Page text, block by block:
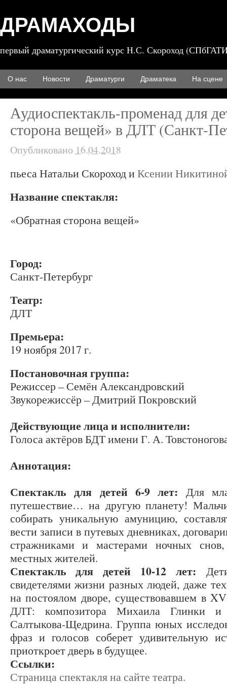
ДРАМАХОДЫ
первый драматургический курс Н.С. Скороход
О нас Новости Драматурги Драматека На сцене
Аудиоспектакль-променад для
сторона вещей» в ДЛТ (Санкт-
Опубликовано 16.04.2018
пьеса Натальи Скороход иКсении
Название спектакля:
«Обратная сторона вещей»
Город:
Санкт-Петербург
Театр:
ДЛТ
Премьера:
19 ноября 2017 г.
Постановочная группа:
Режиссер –Семён Александровский
Звукорежиссёр–Дмитрий Покровский
Действующие лица и исполнители:
Голоса актёров БДТ имени Г. А.
Аннотация:
Спектакль для детей 6-9 лет: Для
путешествие… на другую планету!
собирать уникальную амуницию,
вести записи в путевых дневниках,
стражниками и мастерами ночных снов,
местных жителей.
Спектакль для детей 10-12 лет:
свидетелями жизни разных людей, даже
на постоялом дворе, существовавшем в
ДЛТ: композитора Михаила Глинки и
Салтыкова-Щедрина. Группа юных
фраз и голосов соберет удивительную
приоткроет дверь в будущее.
Ссылки:
Страница спектакля на сайте театра.